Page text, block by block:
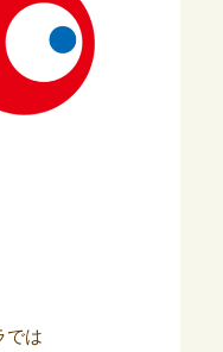
では